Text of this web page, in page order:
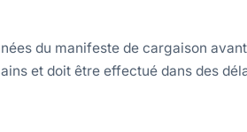
du manifeste de cargaison
et doit être effectué dans des